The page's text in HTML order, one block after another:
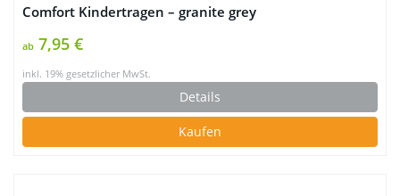
Comfort Kindertragen – granite grey
ab 7,95 €
inkl. 19% gesetzlicher MwSt.
Details
Kaufen